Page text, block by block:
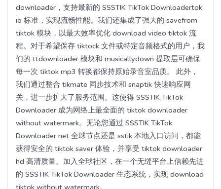
downloader，支持最新的 SSSTIK TikTok Downloadertok
io 标准，实现流畅性能。我们还集成了强大的 savefrom
tiktok 模块，以最大效率优化 download video tiktok 流
程。对于希望保存 tiktock 文件或特定音频格式的用户，我
们的 ttdownloader 模块和 musicallydown 提取层可确保
每一次 tiktok mp3 转换都保持原始录音室品质。 此外，
我们通过整合 tikmate 同步技术和 snaptik 快速响应网
关，进一步扩大了服务范围。这使得 SSSTIK TikTok
Downloader 成为网络上最全面的 tiktok downloader
without watermark。无论您通过 SSSTIK TikTok
Downloader net 全球节点还是 sstik 本地入口访问，都能
获得安全的 tiktok saver 体验，并享受 tiktok downloader
hd 高清质量。加入全球社区，在一个无缝平台上信赖先进
的 SSSTIK TikTok Downloader 生态系统，实现 download
tiktok without watermark。